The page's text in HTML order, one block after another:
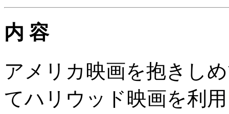
内 容
アメリカ映画を抱きし
てハリウッド映画を利